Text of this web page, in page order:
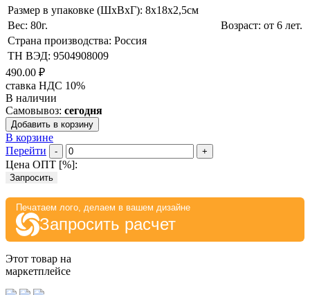
Размер в упаковке (ШхВxГ): 8х18х2,5cм
Вес: 80г.
Возраст: от 6 лет.
Страна производства: Россия
ТН ВЭД: 9504908009
490.00 ₽
ставка НДС 10%
В наличии
Самовывоз: сегодня
Добавить в корзину
В корзине
Перейти
- +
Цена ОПТ [%]:
Запросить
Печатаем лого, делаем в вашем дизайне
Запросить расчет
Этот товар на
маркетплейсе